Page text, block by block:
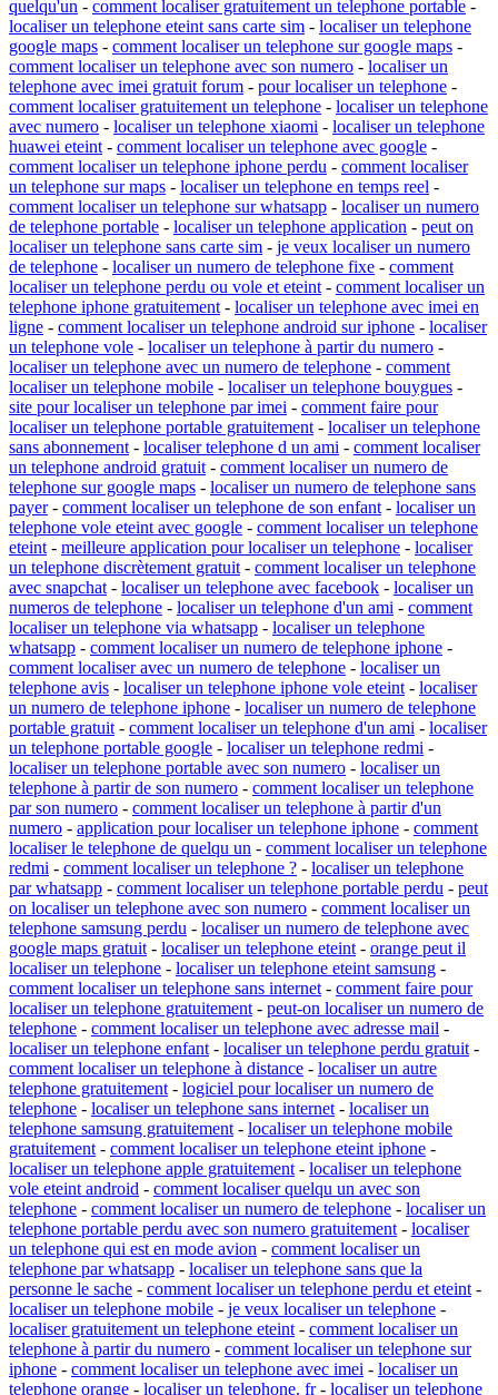
quelqu'un - comment localiser gratuitement un telephone portable -
localiser un telephone eteint sans carte sim - localiser un telephone
google maps - comment localiser un telephone sur google maps -
comment localiser un telephone avec son numero - localiser un
telephone avec imei gratuit forum - pour localiser un telephone -
comment localiser gratuitement un telephone - localiser un telephone
avec numero - localiser un telephone xiaomi - localiser un telephone
huawei eteint - comment localiser un telephone avec google -
comment localiser un telephone iphone perdu - comment localiser
un telephone sur maps - localiser un telephone en temps reel -
comment localiser un telephone sur whatsapp - localiser un numero
de telephone portable - localiser un telephone application - peut on
localiser un telephone sans carte sim - je veux localiser un numero
de telephone - localiser un numero de telephone fixe - comment
localiser un telephone perdu ou vole et eteint - comment localiser un
telephone iphone gratuitement - localiser un telephone avec imei en
ligne - comment localiser un telephone android sur iphone - localiser
un telephone vole - localiser un telephone à partir du numero -
localiser un telephone avec un numero de telephone - comment
localiser un telephone mobile - localiser un telephone bouygues -
site pour localiser un telephone par imei - comment faire pour
localiser un telephone portable gratuitement - localiser un telephone
sans abonnement - localiser telephone d un ami - comment localiser
un telephone android gratuit - comment localiser un numero de
telephone sur google maps - localiser un numero de telephone sans
payer- comment localiser un telephone de son enfant - localiser un
telephone vole eteint avec google - comment localiser un telephone
eteint - meilleure application pour localiser un telephone - localiser
un telephone discrètement gratuit - comment localiser un telephone
avec snapchat - localiser un telephone avec facebook - localiser un
numeros de telephone - localiser un telephone d'un ami - comment
localiser un telephone via whatsapp - localiser un telephone
whatsapp - comment localiser un numero de telephone iphone -
comment localiser avec un numero de telephone - localiser un
telephone avis - localiser un telephone iphone vole eteint - localiser
un numero de telephone iphone - localiser un numero de telephone
portable gratuit - comment localiser un telephone d'un ami - localiser
un telephone portable google - localiser un telephone redmi -
localiser un telephone portable avec son numero - localiser un
telephone à partir de son numero - comment localiser un telephone
par son numero - comment localiser un telephone à partir d'un
numero - application pour localiser un telephone iphone - comment
localiser le telephone de quelqu un - comment localiser un telephone
redmi - comment localiser un telephone ? - localiser un telephone
par whatsapp - comment localiser un telephone portable perdu - peut
on localiser un telephone avec son numero - comment localiser un
telephone samsung perdu - localiser un numero de telephone avec
google maps gratuit - localiser un telephone eteint - orange peut il
localiser un telephone - localiser un telephone eteint samsung -
comment localiser un telephone sans internet - comment faire pour
localiser un telephone gratuitement - peut-on localiser un numero de
telephone - comment localiser un telephone avec adresse mail -
localiser un telephone enfant - localiser un telephone perdu gratuit -
comment localiser un telephone à distance - localiser un autre
telephone gratuitement - logiciel pour localiser un numero de
telephone - localiser un telephone sans internet - localiser un
telephone samsung gratuitement - localiser un telephone mobile
gratuitement - comment localiser un telephone eteint iphone -
localiser un telephone apple gratuitement - localiser un telephone
vole eteint android - comment localiser quelqu un avec son
telephone - comment localiser un numero de telephone - localiser un
telephone portable perdu avec son numero gratuitement - localiser
un telephone qui est en mode avion - comment localiser un
telephone par whatsapp - localiser un telephone sans que la
personne le sache - comment localiser un telephone perdu et eteint -
localiser un telephone mobile - je veux localiser un telephone -
localiser gratuitement un telephone eteint - comment localiser un
telephone à partir du numero - comment localiser un telephone sur
iphone - comment localiser un telephone avec imei - localiser un
telephone orange - localiser un telephone. fr- localiser un telephone